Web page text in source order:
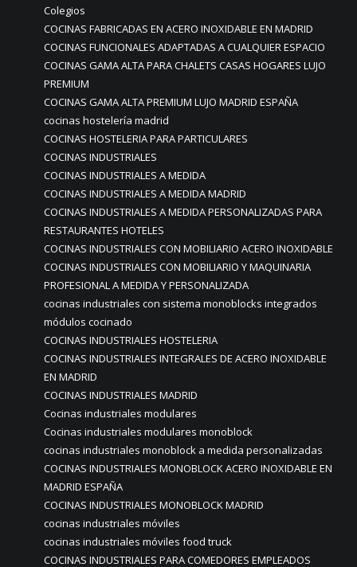
Colegios
COCINAS FABRICADAS EN ACERO INOXIDABLE EN MADRID
COCINAS FUNCIONALES ADAPTADAS A CUALQUIER ESPACIO
COCINAS GAMA ALTA PARA CHALETS CASAS HOGARES LUJO
PREMIUM
COCINAS GAMA ALTA PREMIUM LUJO MADRID ESPAÑA
cocinas hostelería madrid
COCINAS HOSTELERIA PARA PARTICULARES
COCINAS INDUSTRIALES
COCINAS INDUSTRIALES A MEDIDA
COCINAS INDUSTRIALES A MEDIDA MADRID
COCINAS INDUSTRIALES A MEDIDA PERSONALIZADAS PARA
RESTAURANTES HOTELES
COCINAS INDUSTRIALES CON MOBILIARIO ACERO INOXIDABLE
COCINAS INDUSTRIALES CON MOBILIARIO Y MAQUINARIA
PROFESIONAL A MEDIDA Y PERSONALIZADA
cocinas industriales con sistema monoblocks integrados
módulos cocinado
COCINAS INDUSTRIALES HOSTELERIA
COCINAS INDUSTRIALES INTEGRALES DE ACERO INOXIDABLE
EN MADRID
COCINAS INDUSTRIALES MADRID
Cocinas industriales modulares
Cocinas industriales modulares monoblock
cocinas industriales monoblock a medida personalizadas
COCINAS INDUSTRIALES MONOBLOCK ACERO INOXIDABLE EN
MADRID ESPAÑA
COCINAS INDUSTRIALES MONOBLOCK MADRID
cocinas industriales móviles
cocinas industriales móviles food truck
COCINAS INDUSTRIALES PARA COMEDORES EMPLEADOS